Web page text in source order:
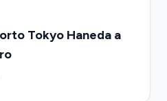
Tokyo Haneda a